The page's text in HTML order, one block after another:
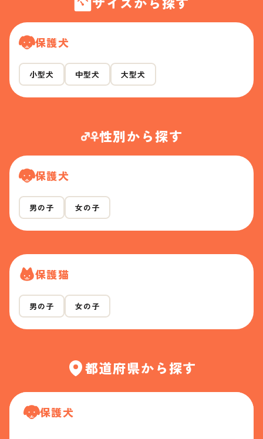
保護犬
小型犬 中型犬 大型犬
性別から探す
保護犬
男の子 女の子
保護猫
男の子 女の子
都道府県から探す
保護犬